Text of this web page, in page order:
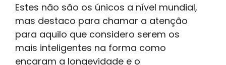
Estes não são os únicos a nível mundial,
mas destaco para chamar a atenção
para aquilo que considero serem os
mais inteligentes na forma como
encaram a longevidade e o